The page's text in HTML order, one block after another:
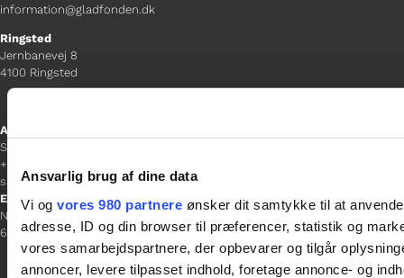
Ansvarlig brug af dine data
Vi og vores 980 partnere ønsker dit samtykke til at
adresse, ID og din browser til præferencer, statistik og
vores samarbejdspartnere, der opbevarer og tilgår
annoncer, levere tilpasset indhold, foretage annonce- og
information@gladfonden.dk
Ringsted
Jernbanevej 8
4100 Ringsted
Afdelingschef
Sacha Lohmann Weiss
+45 40 27 91 11
sacha.lw@gladfonden.dk
Esbjerg
Norgesgade 1, 2. sal
6700 Esbjerg